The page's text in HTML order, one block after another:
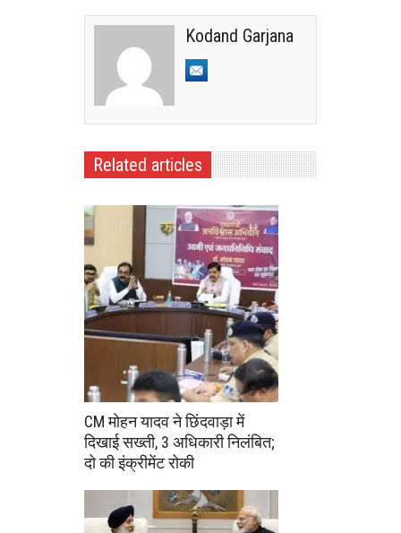
Kodand Garjana
Related articles
CM मोहन यादव ने छिंदवाड़ा में
दिखाई सख्ती, 3 अधिकारी निलंबित;
दो की इंक्रीमेंट रोकी